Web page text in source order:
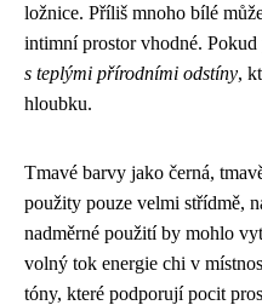
ložnice. Příliš mnoho bílé
intimní prostor vhodné. Pokud
s teplými přírodními odstíny,
hloubku.
Tmavé barvy jako černá,
použity pouze velmi střídmě,
nadměrné použití by mohlo
volný tok energie chi v
tóny, které podporují pocit